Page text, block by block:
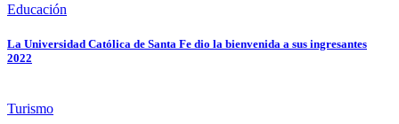
Educación
La Universidad Católica de Santa Fe dio la bienvenida a sus ingresantes
2022
Turismo